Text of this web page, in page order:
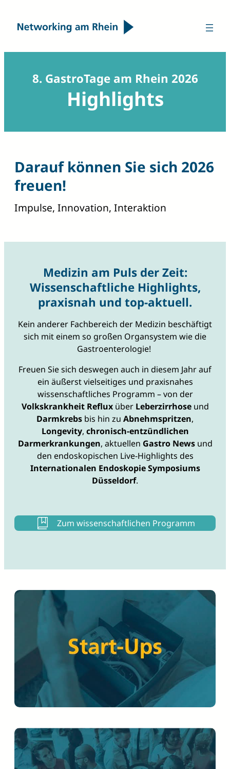
8. GastroTage am Rhein 2026
Highlights
Darauf können Sie sich 2026
freuen!
Impulse, Innovation, Interaktion
Medizin am Puls der Zeit:
Wissenschaftliche Highlights,
praxisnah und top-aktuell.
Kein anderer Fachbereich der Medizin beschäftigt
sich mit einem so großen Organsystem wie die
Gastroenterologie!
Freuen Sie sich deswegen auch in diesem Jahr auf
ein äußerst vielseitiges und praxisnahes
wissenschaftliches Programm – von der
Volkskrankheit Reflux über Leberzirrhoseund
Darmkrebs bis hin zu Abnehmspritzen,
Longevity, chronisch-entzündlichen
Darmerkrankungen, aktuellen Gastro Newsund
den endoskopischen Live-Highlights des
Internationalen Endoskopie Symposiums
Düsseldorf.
Zum wissenschaftlichen Programm